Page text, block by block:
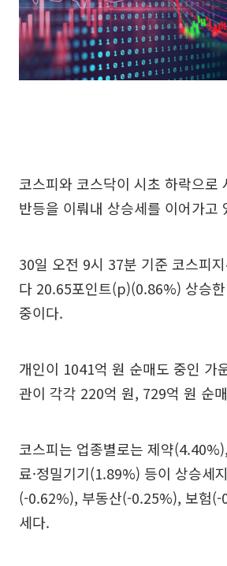
코스피와 코스닥이 시초 하락으로
반등을 이뤄내 상승세를 이어가고
30일 오전 9시 37분 기준 코스피
다 20.65포인트(p)(0.86%) 상승
중이다.
개인이 1041억 원 순매도 중인 가
관이 각각 220억 원, 729억 원 순
코스피는 업종별로는 제약
료·정밀기기(1.89%) 등이 상승세
(-0.62%), 부동산(-0.25%), 보험(-
세다.